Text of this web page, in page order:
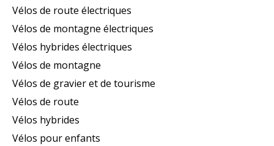
Vélos de route électriques
Vélos de montagne électriques
Vélos hybrides électriques
Vélos de montagne
Vélos de gravier et de tourisme
Vélos de route
Vélos hybrides
Vélos pour enfants